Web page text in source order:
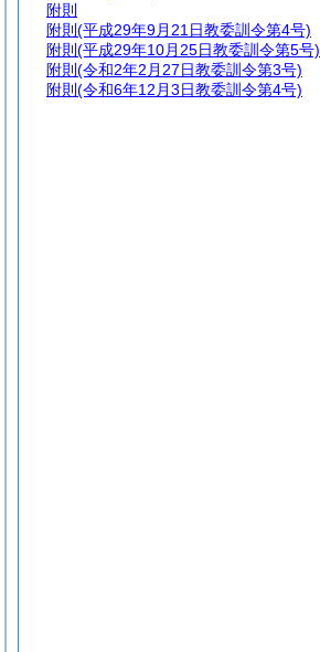
附則
附則 (平成29年9月21日教委訓令第4号)
附則 (平成29年10月25日教委訓令第5号)
附則 (令和2年2月27日教委訓令第3号)
附則 (令和6年12月3日教委訓令第4号)